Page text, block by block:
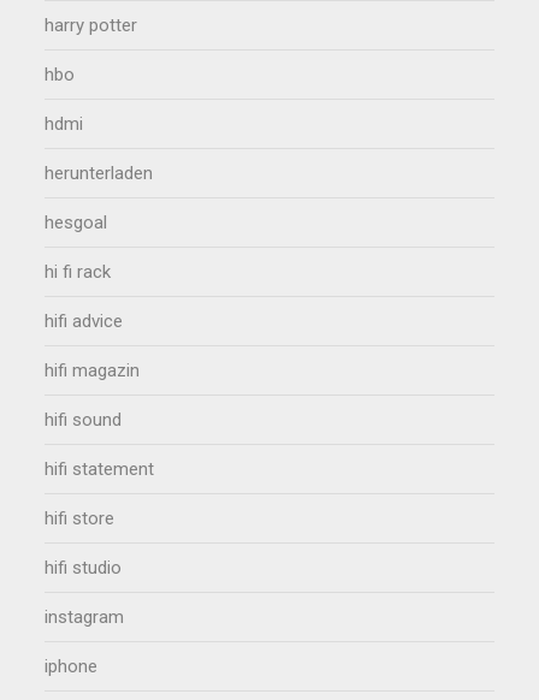
harry potter
hbo
hdmi
herunterladen
hesgoal
hi fi rack
hifi advice
hifi magazin
hifi sound
hifi statement
hifi store
hifi studio
instagram
iphone